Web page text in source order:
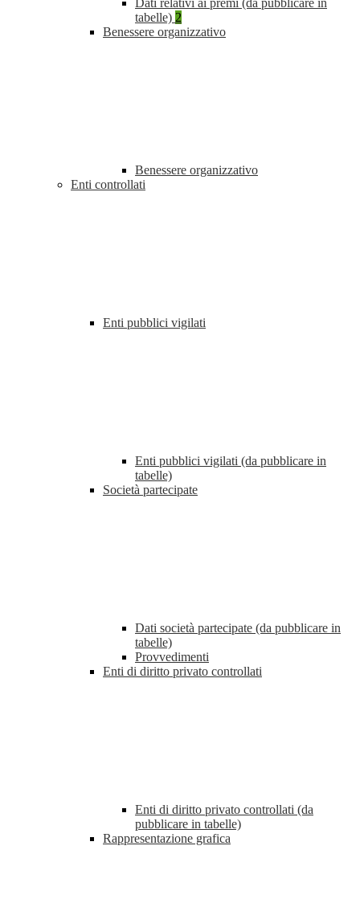
Dati relativi ai premi (da pubblicare in
tabelle) 2
Benessere organizzativo
Benessere organizzativo
Enti controllati
Enti pubblici vigilati
Enti pubblici vigilati (da pubblicare in
tabelle)
Società partecipate
Dati società partecipate (da pubblicare in
tabelle)
Provvedimenti
Enti di diritto privato controllati
Enti di diritto privato controllati (da
pubblicare in tabelle)
Rappresentazione grafica